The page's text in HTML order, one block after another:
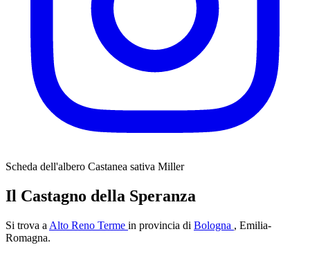
Scheda dell'albero Castanea sativa Miller
Il Castagno della Speranza
Si trova a Alto Reno Terme in provincia di Bologna , Emilia-
Romagna.